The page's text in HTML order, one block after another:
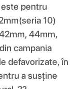
pentru
10)
44mm,
campania
defavorizate, în
a susține